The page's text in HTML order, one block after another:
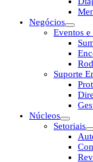
Negócios
Eventos
Suporte
Núcleos
Setoriais